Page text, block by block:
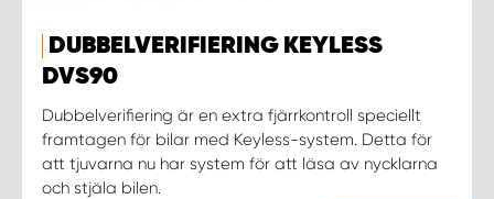
DUBBELVERIFIERING KEYLESS
DVS90
Dubbelverifiering är en extra fjärrkontroll speciellt
framtagen för bilar med Keyless-system. Detta för
att tjuvarna nu har system för att läsa av nycklarna
och stjäla bilen.